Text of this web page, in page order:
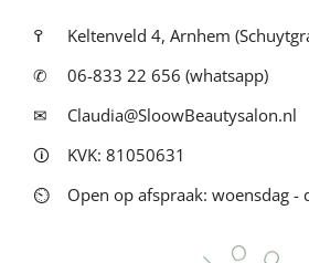
߉
Keltenveld 4, Arnhem
✆
06-833 22 656 (whatsapp)
✉
Claudia@SloowBeautysalon.nl
🛈
KVK: 81050631
⏲
Open op afspraak: woensdag -